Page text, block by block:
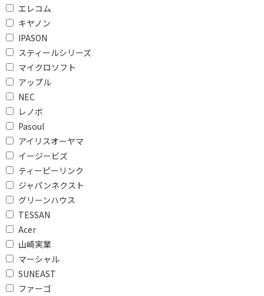
エレコム
キヤノン
IPASON
スティールシリーズ
マイクロソフト
アップル
NEC
レノボ
Pasoul
アイリスオーヤマ
イージービズ
ティーピーリンク
ジャパンネクスト
グリーンハウス
TESSAN
Acer
山崎実業
マーシャル
SUNEAST
ファーゴ
メモリで絞り込む
メモリ：16GB
UFS
ストレージ容量で絞り込む
64GB未満
240GB～500GB未満
グラフィックで絞り込む
CPU内蔵グラフィック